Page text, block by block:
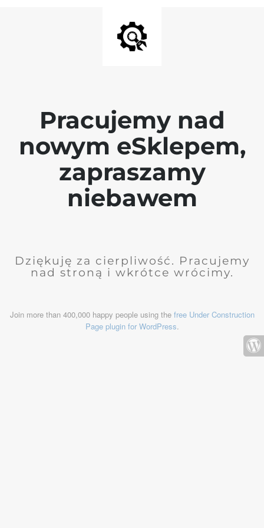
Pracujemy nad
nowym eSklepem,
zapraszamy
niebawem
Dziękuję za cierpliwość. Pracujemy
nad stroną i wkrótce wrócimy.
Join more than 400,000 happy people using the free Under Construction
Page plugin for WordPress.